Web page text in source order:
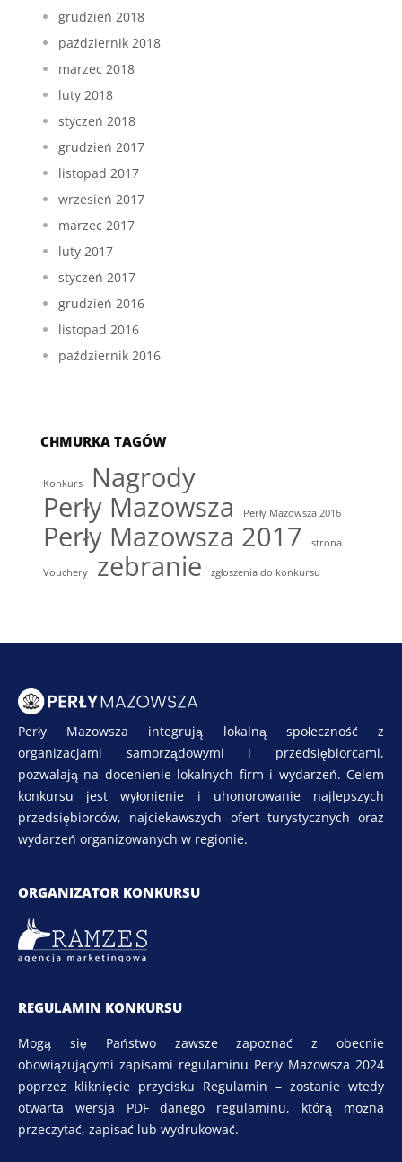
grudzień 2018
październik 2018
marzec 2018
luty 2018
styczeń 2018
grudzień 2017
listopad 2017
wrzesień 2017
marzec 2017
luty 2017
styczeń 2017
grudzień 2016
listopad 2016
październik 2016
CHMURKA TAGÓW
Konkurs
Nagrody
Perły Mazowsza
Perły Mazowsza 2016
Perły Mazowsza 2017 strona
Vouchery zebranie zgłoszenia do konkursu
Perły Mazowsza integrują lokalną społeczność z
organizacjami samorządowymi i przedsiębiorcami,
pozwalają na docenienie lokalnych firm i wydarzeń. Celem
konkursu jest wyłonienie i uhonorowanie najlepszych
przedsiębiorców, najciekawszych ofert turystycznych oraz
wydarzeń organizowanych w regionie.
ORGANIZATOR KONKURSU
REGULAMIN KONKURSU
Mogą się Państwo zawsze zapoznać z obecnie
obowiązującymi zapisami regulaminu Perły Mazowsza 2024
poprzez kliknięcie przycisku Regulamin – zostanie wtedy
otwarta wersja PDF danego regulaminu, którą można
przeczytać, zapisać lub wydrukować.